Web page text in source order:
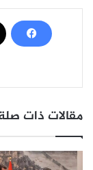
مقالات ذات